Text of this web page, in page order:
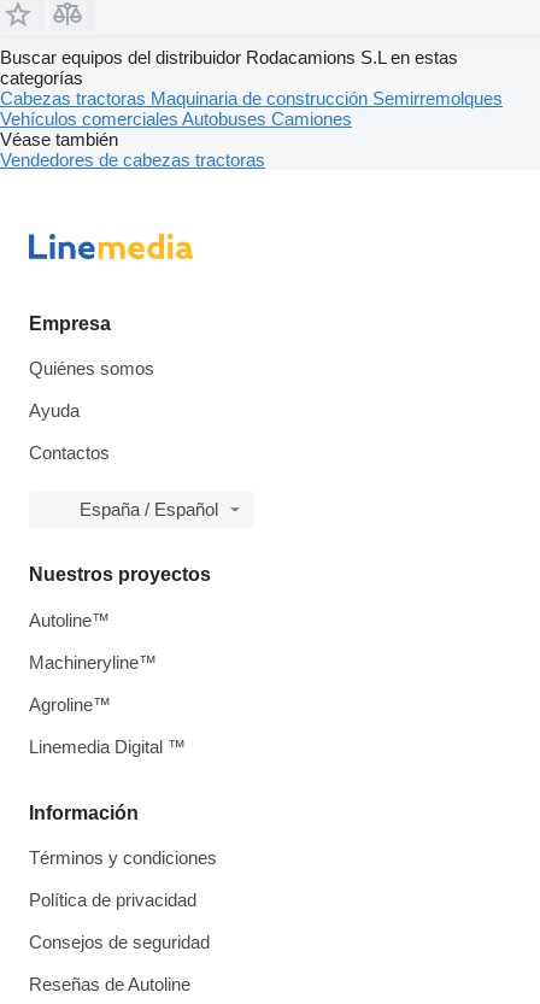
Buscar equipos del distribuidor Rodacamions S.L en estas
categorías
Cabezas tractoras Maquinaria de construcción Semirremolques
Vehículos comerciales Autobuses Camiones
Véase también
Vendedores de cabezas tractoras
Empresa
Quiénes somos
Ayuda
Contactos
España / Español
Información
Términos y condiciones
Política de privacidad
Consejos de seguridad
Reseñas de Autoline
Nuestros proyectos
Autoline™
Machineryline™
Agroline™
Linemedia Digital ™